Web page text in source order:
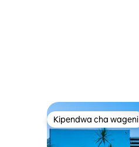
Kipendwa cha wageni
Kipendwa cha wageni